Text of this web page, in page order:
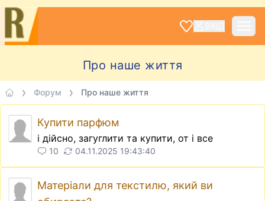
Про наше життя
Форум Про наше життя
Купити парфюм
і дійсно, загуглити та купити, от і все
10 04.11.2025 19:43:40
Матеріали для текстилю, який ви